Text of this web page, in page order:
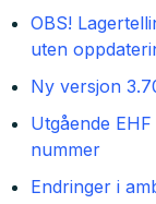
OBS!
uten
Ny versjon
Utgående
nummer
Endringer i